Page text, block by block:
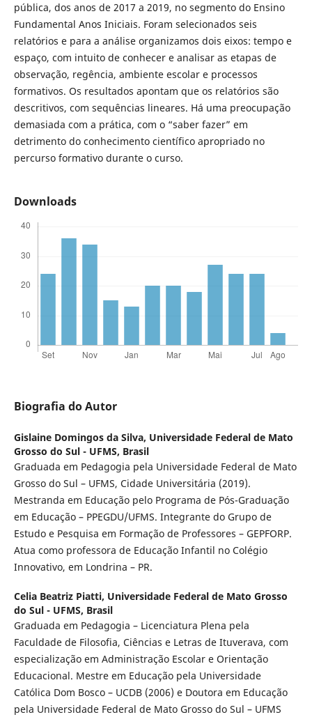
pública, dos anos de 2017 a 2019, no segmento do Ensino
Fundamental Anos Iniciais. Foram selecionados seis
relatórios e para a análise organizamos dois eixos: tempo e
espaço, com intuito de conhecer e analisar as etapas de
observação, regência, ambiente escolar e processos
formativos. Os resultados apontam que os relatórios são
descritivos, com sequências lineares. Há uma preocupação
demasiada com a prática, com o “saber fazer” em
detrimento do conhecimento científico apropriado no
percurso formativo durante o curso.
Downloads
Biografia do Autor
Gislaine Domingos da Silva, Universidade Federal de Mato
Grosso do Sul - UFMS, Brasil
Graduada em Pedagogia pela Universidade Federal de Mato
Grosso do Sul – UFMS, Cidade Universitária (2019).
Mestranda em Educação pelo Programa de Pós-Graduação
em Educação – PPEGDU/UFMS. Integrante do Grupo de
Estudo e Pesquisa em Formação de Professores – GEPFORP.
Atua como professora de Educação Infantil no Colégio
Innovativo, em Londrina – PR.
Celia Beatriz Piatti, Universidade Federal de Mato Grosso
do Sul - UFMS, Brasil
Graduada em Pedagogia – Licenciatura Plena pela
Faculdade de Filosofia, Ciências e Letras de Ituverava, com
especialização em Administração Escolar e Orientação
Educacional. Mestre em Educação pela Universidade
Católica Dom Bosco – UCDB (2006) e Doutora em Educação
pela Universidade Federal de Mato Grosso do Sul – UFMS